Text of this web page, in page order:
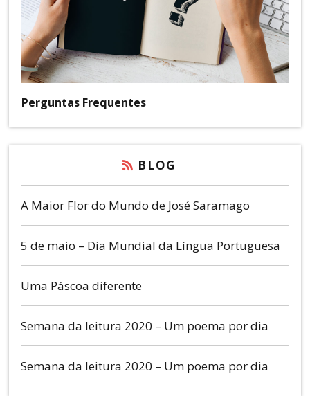
Perguntas Frequentes
BLOG
A Maior Flor do Mundo de José Saramago
5 de maio – Dia Mundial da Língua Portuguesa
Uma Páscoa diferente
Semana da leitura 2020 – Um poema por dia
Semana da leitura 2020 – Um poema por dia